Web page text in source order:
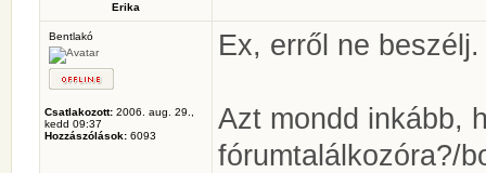
Erika
Bentlakó
Csatlakozott: 2006. aug. 29.,
kedd 09:37
Hozzászólások: 6093
Ex, erről ne beszélj.
Azt mondd inkább,
fórumtalálkozóra?/